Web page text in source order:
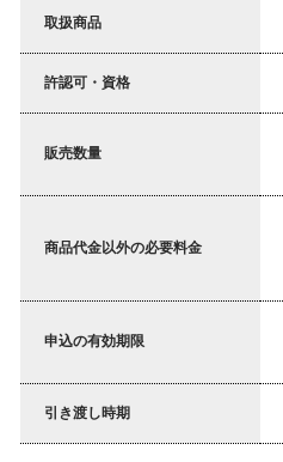
取扱商品
許認可・資格
販売数量
商品代金以外の必要料金
申込の有効期限
引き渡し時期